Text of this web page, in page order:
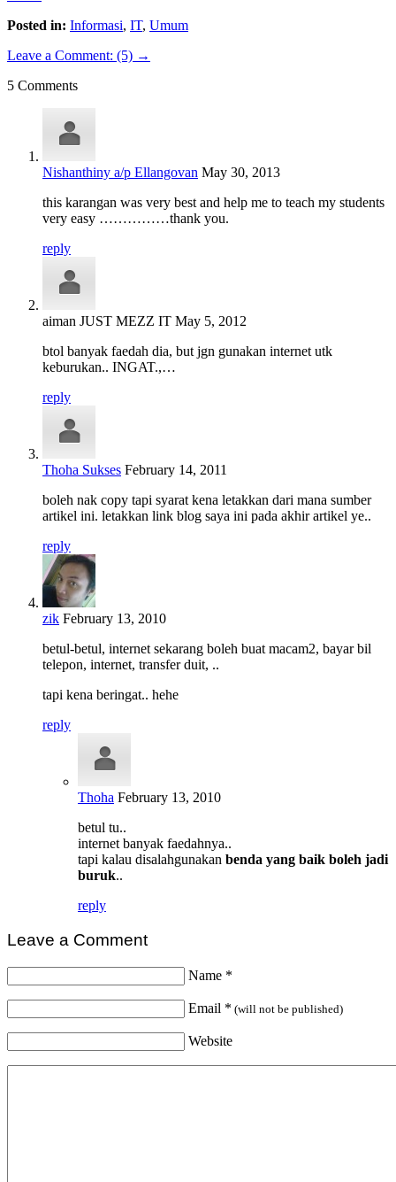
Posted in: Informasi, IT, Umum
Leave a Comment: (5) →
5 Comments
Nishanthiny a/p Ellangovan May 30, 2013
this karangan was very best and help me to teach my students
very easy ……………thank you.
reply
aiman JUST MEZZ IT May 5, 2012
btol banyak faedah dia, but jgn gunakan internet utk
keburukan.. INGAT.,…
reply
Thoha Sukses February 14, 2011
boleh nak copy tapi syarat kena letakkan dari mana sumber
artikel ini. letakkan link blog saya ini pada akhir artikel ye..
reply
zik February 13, 2010
betul-betul, internet sekarang boleh buat macam2, bayar bil
telepon, internet, transfer duit, ..
tapi kena beringat.. hehe
reply
Thoha February 13, 2010
betul tu..
internet banyak faedahnya..
tapi kalau disalahgunakan benda yang baik boleh jadi
buruk..
reply
Leave a Comment
Name *
Email * (will not be published)
Website